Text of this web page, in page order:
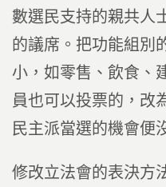
數選民支持的親共人
的議席。把功能組別
小，如零售、飲食、
員也可以投票的，改
民主派當選的機會便
修改立法會的表決方